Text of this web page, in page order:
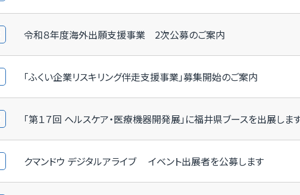
令和８年度海外出願支援事業 2次公募のご案内
「ふくい企業リスキリング伴走支援事業」募集開始のご案内
「第１７回 ヘルスケア・医療機器開発展」に福井県ブースを出展しま
クマンドウ デジタルアライブ イベント出展者を公募します